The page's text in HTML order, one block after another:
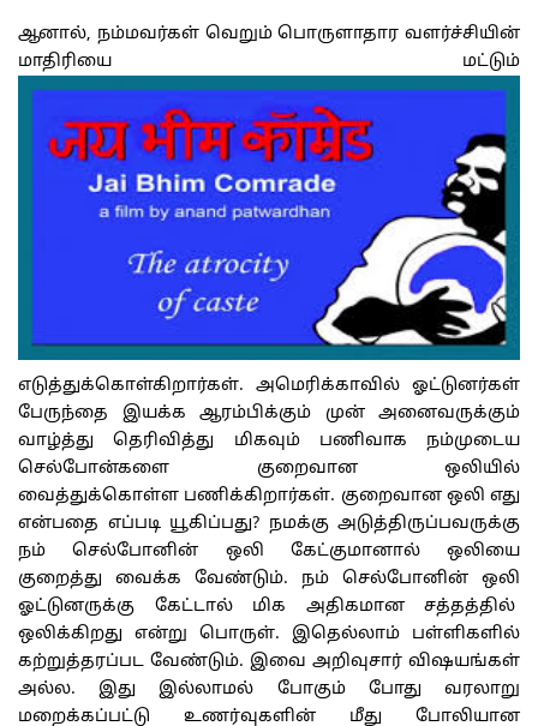
ஆனால், நம்மவர்கள் வெறும் பொருளாதார வளர்ச்சியின்
மாதிரியை மட்டும்
எடுத்துக்கொள்கிறார்கள். அமெரிக்காவில் ஓட்டுனர்கள்
பேருந்தை இயக்க ஆரம்பிக்கும் முன் அனைவருக்கும்
வாழ்த்து தெரிவித்து மிகவும் பணிவாக நம்முடைய
செல்போன்களை குறைவான ஒலியில்
வைத்துக்கொள்ள பணிக்கிறார்கள். குறைவான ஒலி எது
என்பதை எப்படி யூகிப்பது? நமக்கு அடுத்திருப்பவருக்கு
நம் செல்போனின் ஒலி கேட்குமானால் ஒலியை
குறைத்து வைக்க வேண்டும். நம் செல்போனின் ஒலி
ஓட்டுனருக்கு கேட்டால் மிக அதிகமான சத்தத்தில்
ஒலிக்கிறது என்று பொருள். இதெல்லாம் பள்ளிகளில்
கற்றுத்தரப்பட வேண்டும். இவை அறிவுசார் விஷயங்கள்
அல்ல. இது இல்லாமல் போகும் போது வரலாறு
மறைக்கப்பட்டு உணர்வுகளின் மீது போலியான